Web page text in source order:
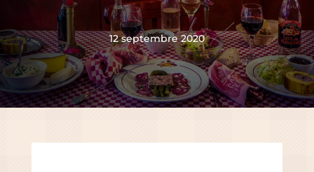
12 septembre 2020